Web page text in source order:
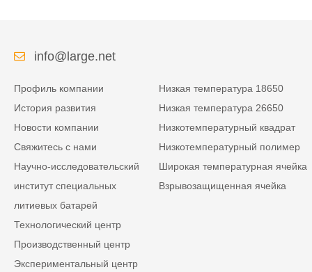
info@large.net
Профиль компании
История развития
Новости компании
Свяжитесь с нами
Научно-исследовательский
институт специальных
литиевых батарей
Технологический центр
Производственный центр
Экспериментальный центр
Низкая температура 18650
Низкая температура 26650
Низкотемпературный квадрат
Низкотемпературный полимер
Широкая температурная ячейка
Взрывозащищенная ячейка